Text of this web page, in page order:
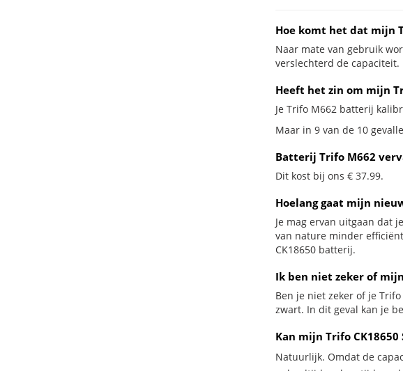
Hoe komt het dat mijn
Naar mate van gebruik
verslechterd de capaciteit.
Heeft het zin om mijn
Je Trifo M662 batterij
Maar in 9 van de 10
Batterij Trifo M662
Dit kost bij ons € 37.99.
Hoelang gaat mijn
Je mag ervan uitgaan dat
van nature minder
CK18650 batterij.
Ik ben niet zeker of
Ben je niet zeker of je
zwart. In dit geval kan je
Kan mijn Trifo
Natuurlijk. Omdat de